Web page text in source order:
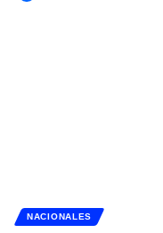
NACIONALES